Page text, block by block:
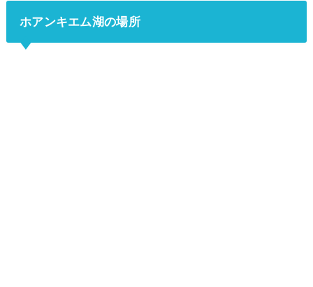
ホアンキエム湖の場所